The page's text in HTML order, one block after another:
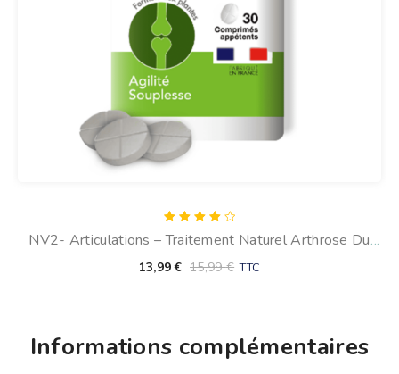
4.00
NV2- Articulations – Traitement Naturel Arthrose Du
Chien (30 Comprimés)
13,99€ 15,99€ TTC
Informations complémentaires